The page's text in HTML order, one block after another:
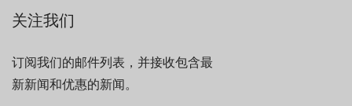
关注我们
订阅我们的邮件列表，并接收包含最
新新闻和优惠的新闻。